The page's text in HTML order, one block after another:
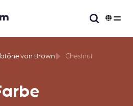
von Brown Chestnut